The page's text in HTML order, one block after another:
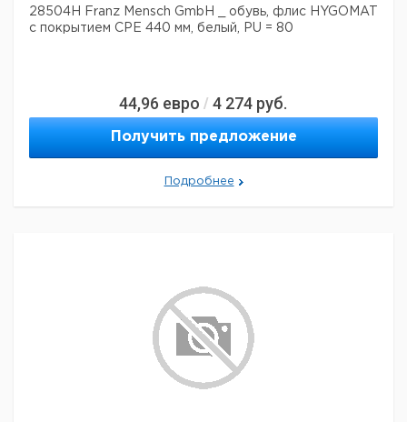
28504H Franz Mensch GmbH _ обувь, флис HYGOMAT
с покрытием CPE 440 мм, белый, PU = 80
44,96 евро / 4 274 руб.
Получить предложение
Подробнее